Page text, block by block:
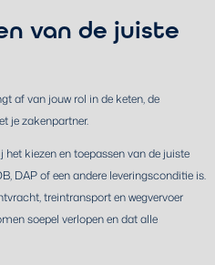
van de juiste
af van jouw rol in de keten, de
je zakenpartner.
kiezen en toepassen van de juiste
DAP of een andere leveringsconditie is.
treintransport en wegvervoer
soepel verlopen en dat alle